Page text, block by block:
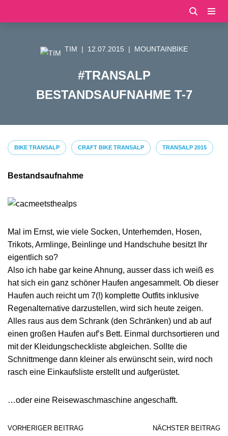
TIM 12.07.2015 MOUNTAINBIKE
#TRANSALP
BESTANDSAUFNAHME T-7
BIKE TRANSALP CRAFT BIKE TRANSALP TRANSALP 2015
Bestandsaufnahme
Mal im Ernst, wie viele Socken, Unterhemden, Hosen,
Trikots, Armlinge, Beinlinge und Handschuhe besitzt Ihr
eigentlich so?
Also ich habe gar keine Ahnung, ausser dass ich weiß es
hat sich ein ganz schöner Haufen angesammelt. Ob dieser
Haufen auch reicht um 7(!) komplette Outfits inklusive
Regenalternative darzustellen, wird sich heute zeigen.
Alles raus aus dem Schrank (den Schränken) und ab auf
einen großen Haufen auf’s Bett. Einmal durchsortieren und
mit der Kleidungscheckliste abgleichen. Sollte die
Schnittmenge dann kleiner als erwünscht sein, wird noch
rasch eine Einkaufsliste erstellt und aufgerüstet.
…oder eine Reisewaschmaschine angeschafft.
VORHERIGER BEITRAG NÄCHSTER BEITRAG